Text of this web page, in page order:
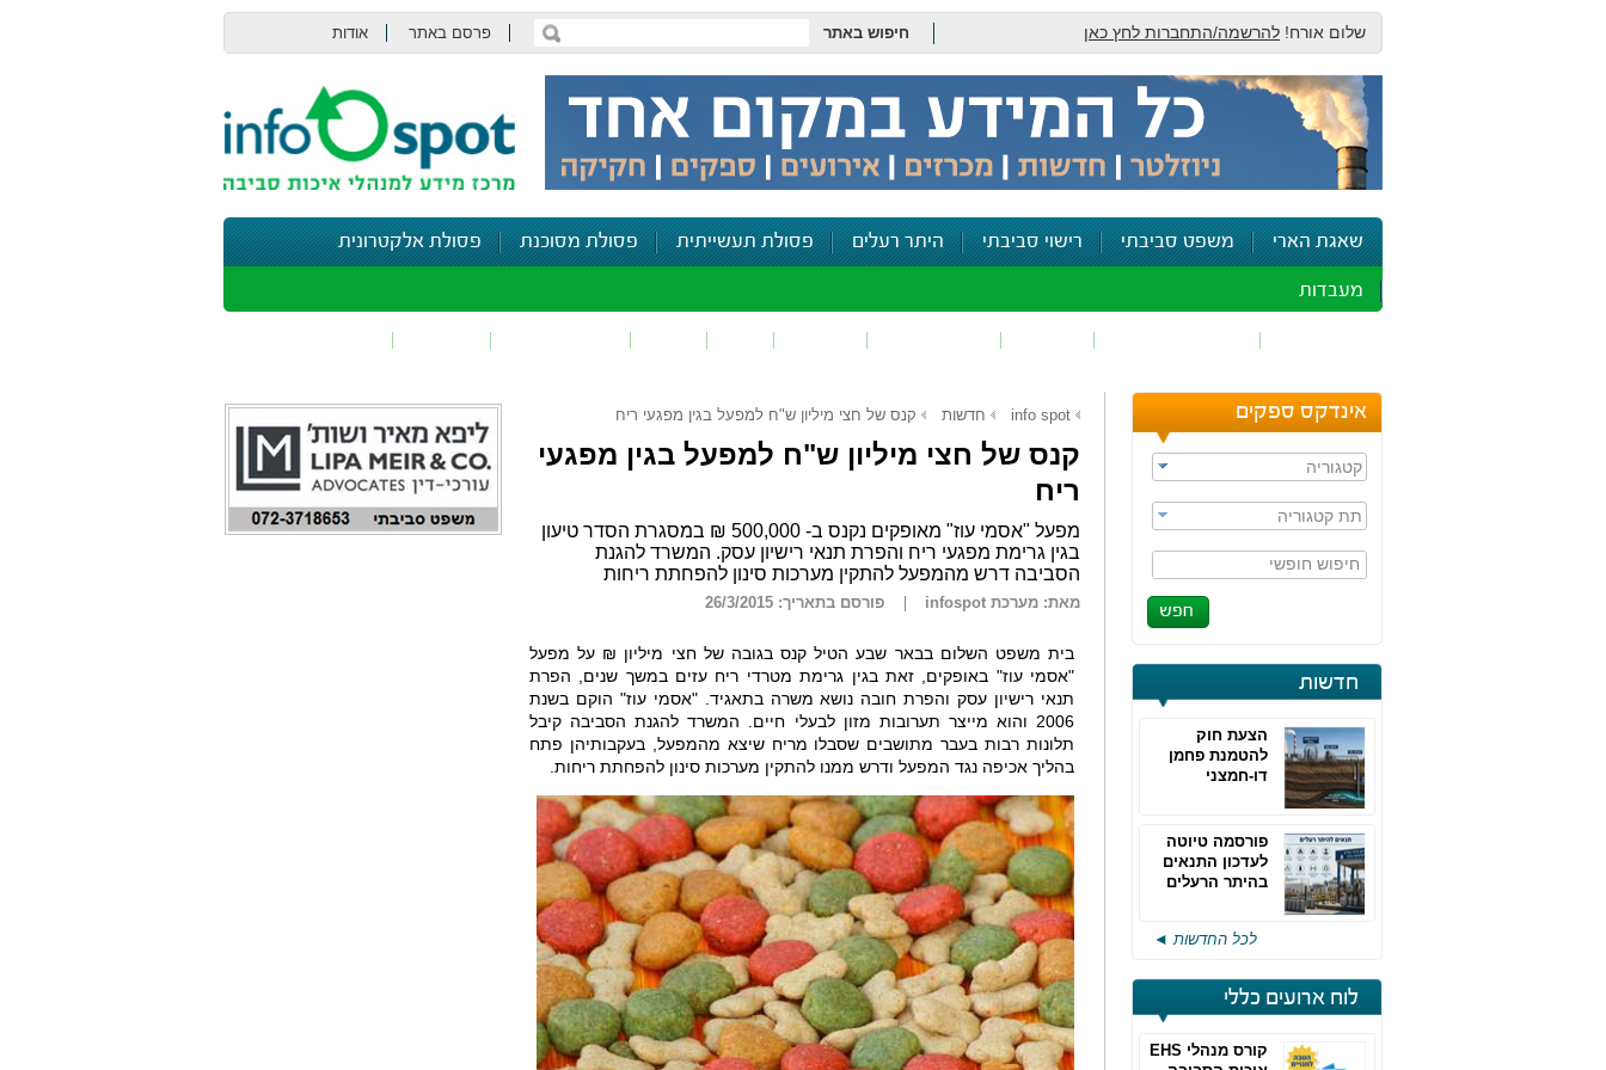
שלום אורח! להרשמה/התחברות לחץ כאן חיפוש באתר פרסם באתר אודות
שאגת הארי משפט סביבתי רישוי סביבתי היתר רעלים פסולת תעשייתית פסולת מסוכנת פסולת אלקטרונית
מעבדות
אינדקס ספקים
קטגוריה
תת קטגוריה
חיפוש חופשי
חדשות
הצעת חוק
להטמנת פחמן
דו-חמצני
פורסמה טיוטה
לעדכון התנאים
בהיתר הרעלים
לכל החדשות ◄
לוח ארועים כללי
קורס מנהלי EHS
info spot חדשות קנס של חצי מיליון ש"ח למפעל בגין מפגעי ריח
קנס של חצי מיליון ש"ח למפעל בגין מפגעי
ריח
מפעל "אסמי עוז" מאופקים נקנס ב- 500,000 ₪ במסגרת הסדר טיעון
בגין גרימת מפגעי ריח והפרת תנאי רישיון עסק. המשרד להגנת
הסביבה דרש מהמפעל להתקין מערכות סינון להפחתת ריחות
מאת: מערכת infospot פורסם בתאריך: 26/3/2015
בית משפט השלום בבאר שבע הטיל קנס בגובה של חצי מיליון ₪ על מפעל
"אסמי עוז" באופקים, זאת בגין גרימת מטרדי ריח עזים במשך שנים, הפרת
תנאי רישיון עסק והפרת חובה נושא משרה בתאגיד. "אסמי עוז" הוקם בשנת
2006 והוא מייצר תערובות מזון לבעלי חיים. המשרד להגנת הסביבה קיבל
תלונות רבות בעבר מתושבים שסבלו מריח שיצא מהמפעל, בעקבותיהן פתח
בהליך אכיפה נגד המפעל ודרש ממנו להתקין מערכות סינון להפחתת ריחות.